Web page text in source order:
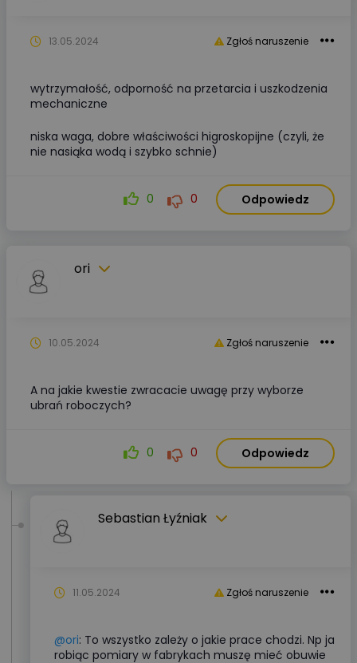
Zgłoś naruszenie
13.05.2024
wytrzymałość, odporność na przetarcia i uszkodzenia
mechaniczne
niska waga, dobre właściwości higroskopijne (czyli, że
nie nasiąka wodą i szybko schnie)
0 0 Odpowiedz
ori
Zgłoś naruszenie
10.05.2024
A na jakie kwestie zwracacie uwagę przy wyborze
ubrań roboczych?
0 0 Odpowiedz
Sebastian Łyźniak
Zgłoś naruszenie
11.05.2024
@ori: To wszystko zależy o jakie prace chodzi. Np ja
robiąc pomiary w fabrykach muszę mieć obuwie